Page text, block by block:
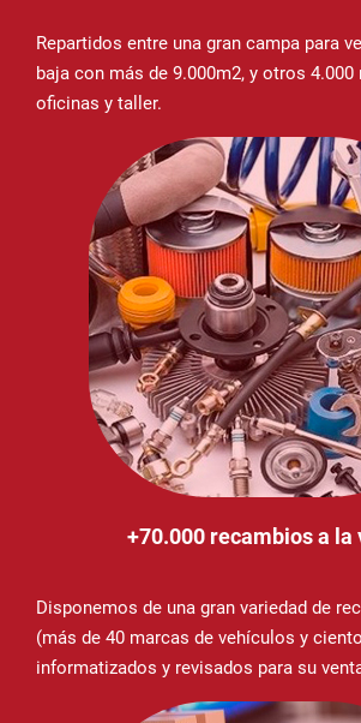
Repartidos entre una gran campa para
baja con más de 9.000m2, y otros 4.000
oficinas y taller.
+70.000 recambios a la
Disponemos de una gran variedad de
(más de 40 marcas de vehículos y
informatizados y revisados para su